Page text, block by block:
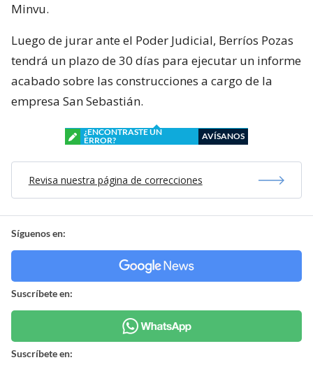
Minvu.
Luego de jurar ante el Poder Judicial, Berríos Pozas
tendrá un plazo de 30 días para ejecutar un informe
acabado sobre las construcciones a cargo de la
empresa San Sebastián.
¿ENCONTRASTE UN
ERROR?
AVÍSANOS
Revisa nuestra página de correcciones
Síguenos en:
Suscríbete en:
Suscríbete en: